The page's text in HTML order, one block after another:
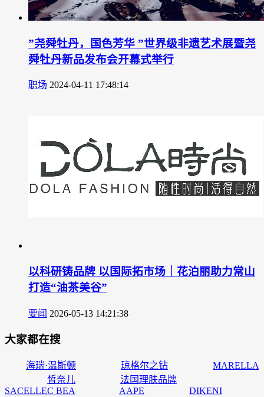
”尧舜牡丹，国色芳华 ”世界级非遗艺术展暨尧
舜牡丹新品发布会开幕式举行
职场 2024-04-11 17:48:14
以科研铸品牌 以国际拓市场｜花泊丽助力常山
打造“油茶美谷”
要闻 2026-05-13 14:21:38
大家都在搜
海瑞·温斯顿 琼格尔之钻
MARELLA
皙奈儿
法国理肤品牌
SACELLEC BEA
AAPE
DIKENI